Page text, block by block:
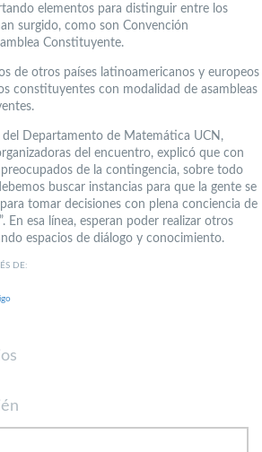
elementos para distinguir entre los
surgido, como son Convención
Constituyente.
de otros países latinoamericanos y europeos
constituyentes con modalidad de asambleas
del Departamento de Matemática UCN,
del encuentro, explicó que con
de la contingencia, sobre todo
buscar instancias para que la gente se
tomar decisiones con plena conciencia de
En esa línea, esperan poder realizar otros
espacios de diálogo y conocimiento.
DE: